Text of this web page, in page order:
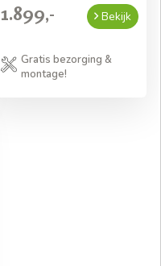
1.899,- Bekijk
Gratis bezorging &
montage!